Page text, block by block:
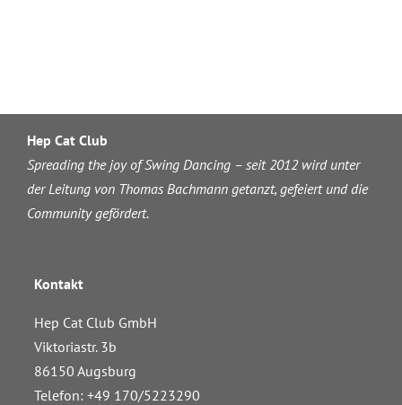
Hep Cat Club
Spreading the joy of Swing Dancing – seit 2012 wird unter
der Leitung von Thomas Bachmann getanzt, gefeiert und die
Community gefördert.
Kontakt
Hep Cat Club GmbH
Viktoriastr. 3b
86150 Augsburg
Telefon: +49 170/5223290